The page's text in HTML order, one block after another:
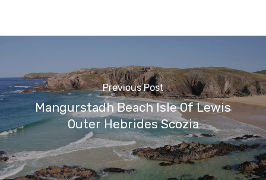
Previous Post
Mangurstadh Beach Isle Of Lewis
Outer Hebrides Scozia